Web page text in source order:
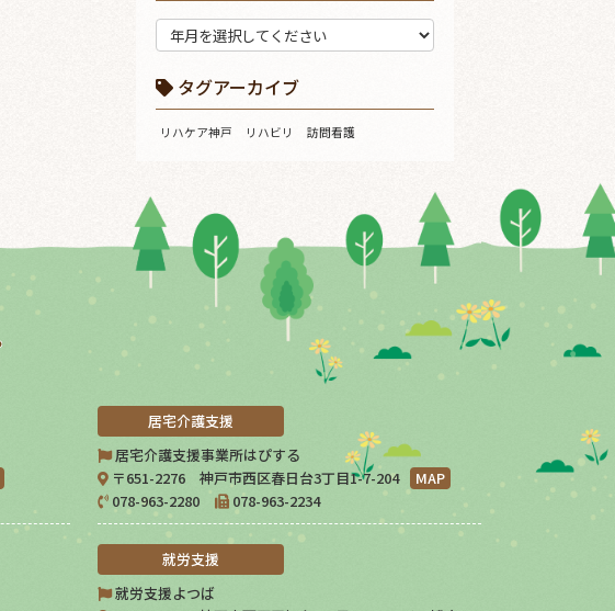
タグアーカイブ
リハケア神戸 リハビリ 訪問看護
居宅介護支援
居宅介護支援事業所はぴする
〒651-2276 神戸市西区春日台3丁目1-7-204
MAP
078-963-2280
078-963-2234
就労支援
就労支援よつば